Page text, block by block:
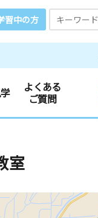
習中の方
よくある
ご質問
室